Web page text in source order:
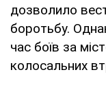
дозволило
боротьбу.
час боїв за
колосальних